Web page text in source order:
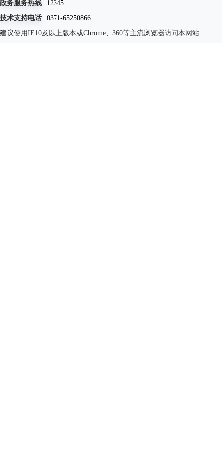
政务服务热线
12345
技术支持电话
0371-65250866
建议使用IE10及以上版本或Chrome、360等主流浏览器访问本网站